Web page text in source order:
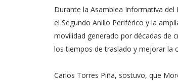
Durante la Asamblea Informativa
el Segundo Anillo Periférico y la
movilidad generado por décadas de
los tiempos de traslado y mejorar la
Carlos Torres Piña, sostuvo, que